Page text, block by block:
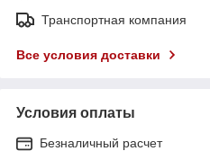
Транспортная компания
Все условия доставки
Условия оплаты
Безналичный расчет